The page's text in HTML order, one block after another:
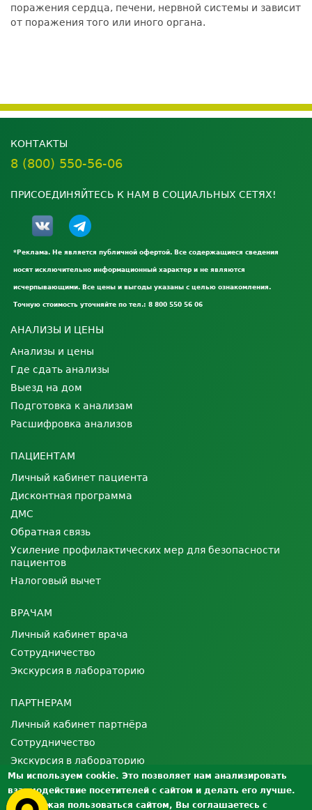
поражения сердца, печени, нервной системы и зависит
от поражения того или иного органа.
КОНТАКТЫ
8 (800) 550-56-06
ПРИСОЕДИНЯЙТЕСЬ К НАМ В СОЦИАЛЬНЫХ СЕТЯХ!
*Реклама. Не является публичной офертой. Все содержащиеся сведения
носят исключительно информационный характер и не являются
исчерпывающими. Все цены и выгоды указаны с целью ознакомления.
Точную стоимость уточняйте по тел.: 8 800 550 56 06
АНАЛИЗЫ И ЦЕНЫ
Анализы и цены
Где сдать анализы
Выезд на дом
Подготовка к анализам
Расшифровка анализов
ПАЦИЕНТАМ
Личный кабинет пациента
Дисконтная программа
ДМС
Обратная связь
Усиление профилактических мер для безопасности
пациентов
Налоговый вычет
ВРАЧАМ
Личный кабинет врача
Сотрудничество
Экскурсия в лабораторию
ПАРТНЕРАМ
Личный кабинет партнёра
Сотрудничество
Экскурсия в лабораторию
О ЛАБОРАТОРИИ
Мы используем cookie. Это позволяет нам анализировать
взаимодействие посетителей с сайтом и делать его лучше.
Продолжая пользоваться сайтом, Вы соглашаетесь с